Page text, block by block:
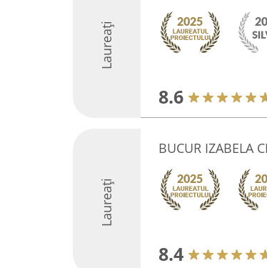
Laureați
8.6
Laureați
BUCUR IZABELA
8.4